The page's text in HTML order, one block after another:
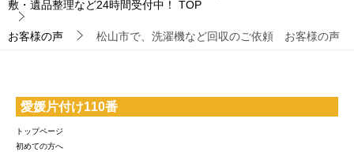
敷・遺品整理など24時間受付中！
TOP
お客様の声 松山市で、洗濯機など回収のご依頼 お客様の声
愛媛片付け110番
トップページ
初めての方へ